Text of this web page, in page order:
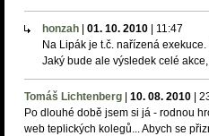
honzah 01. 10. 2010 11:47
Na Lipák je t.č. nařízená
Jaký bude ale výsledek celé
Tomáš Lichtenberg 10. 08. 2010
Po dlouhé době jsem si já - rodnou
web teplických kolegů... Abych se